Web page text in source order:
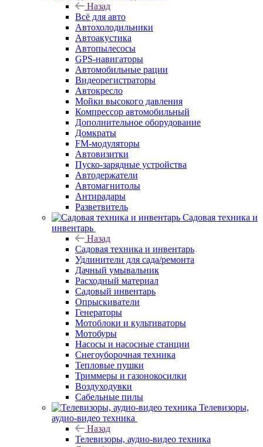
Назад
Всё для авто
Автохолодильники
Автоакустика
Автопылесосы
GPS-навигаторы
Автомобильные рации
Видеорегистраторы
Автокресло
Мойки высокого давления
Компрессор автомобильный
Дополнительное оборудование
Домкраты
FM-модуляторы
Автовизитки
Пуско-зарядные устройства
Автодержатели
Автомагнитолы
Антирадары
Разветвитель
Садовая техника и
инвентарь
Назад
Садовая техника и инвентарь
Удлинители для сада/ремонта
Дачный умывальник
Расходный материал
Садовый инвентарь
Опрыскиватели
Генераторы
Мотоблоки и культиваторы
Мотобуры
Насосы и насосные станции
Снегоуборочная техника
Тепловые пушки
Триммеры и газонокосилки
Воздуходувки
Сабельные пилы
Телевизоры,
аудио-видео техника
Назад
Телевизоры, аудио-видео техника